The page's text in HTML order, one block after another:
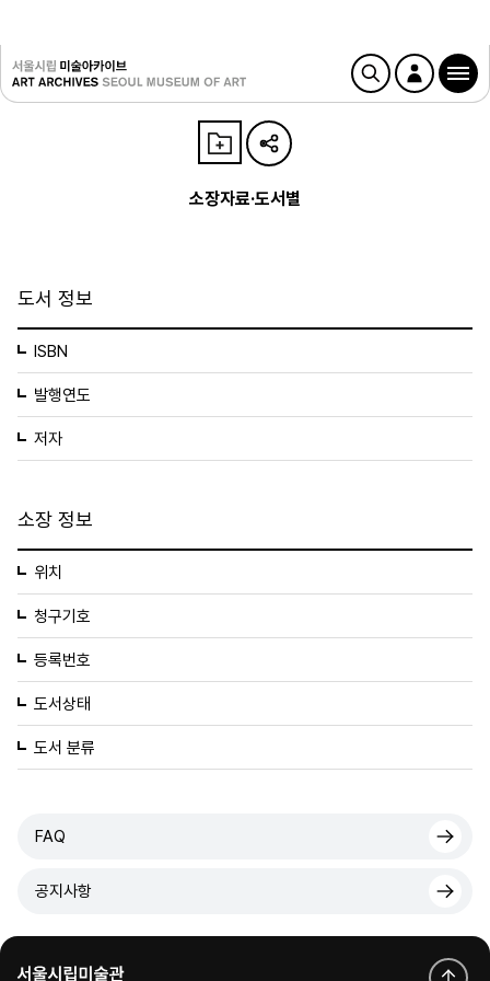
소장자료·도서별
도서 정보
ISBN
발행연도
저자
소장 정보
위치
청구기호
등록번호
도서상태
도서 분류
FAQ
공지사항